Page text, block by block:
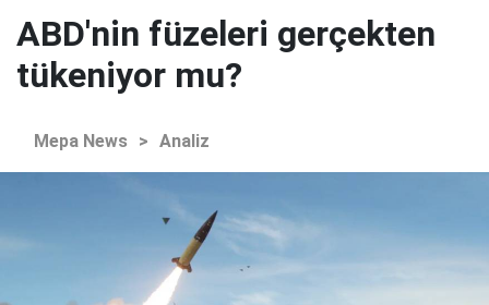
ABD'nin füzeleri gerçekten
tükeniyor mu?
Mepa News > Analiz